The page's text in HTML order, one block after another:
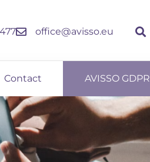
office@avisso.eu
Contact AVISSO GDPR